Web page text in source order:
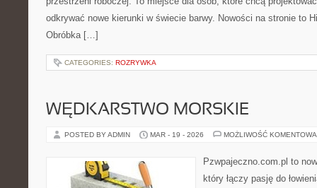
odkrywać nowe kierunki w świecie barwy. Nowości na stronie to
Obróbka […]
CATEGORIES: ROZRYWKA
WĘDKARSTWO MORSKIE
POSTED BY ADMIN MAR - 19 - 2026 MOŻLIWOŚĆ
Pzwpajeczno.com.pl to
który łączy pasję do